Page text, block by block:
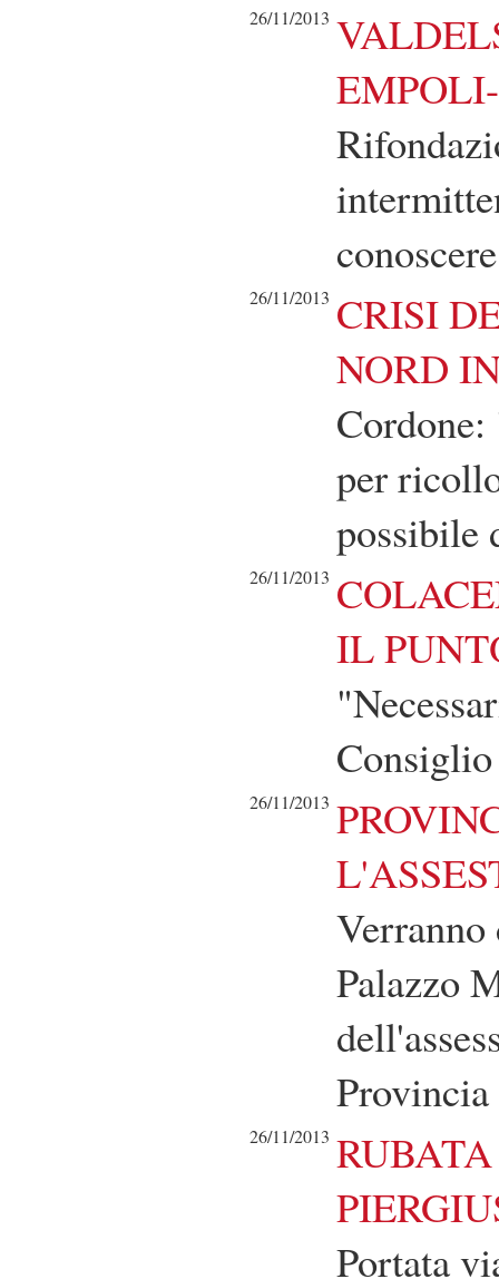
26/11/2013
26/11/2013 CRISI
NORD
per
possibile
26/11/2013
IL
26/11/2013
Verranno
Palazzo
26/11/2013
Portata